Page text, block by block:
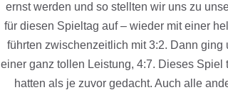
ernst werden und so stellten wir uns zu
für diesen Spieltag auf – wieder mit einer
führten zwischenzeitlich mit 3:2. Dann
einer ganz tollen Leistung, 4:7. Dieses
hatten als je zuvor gedacht. Auch alle